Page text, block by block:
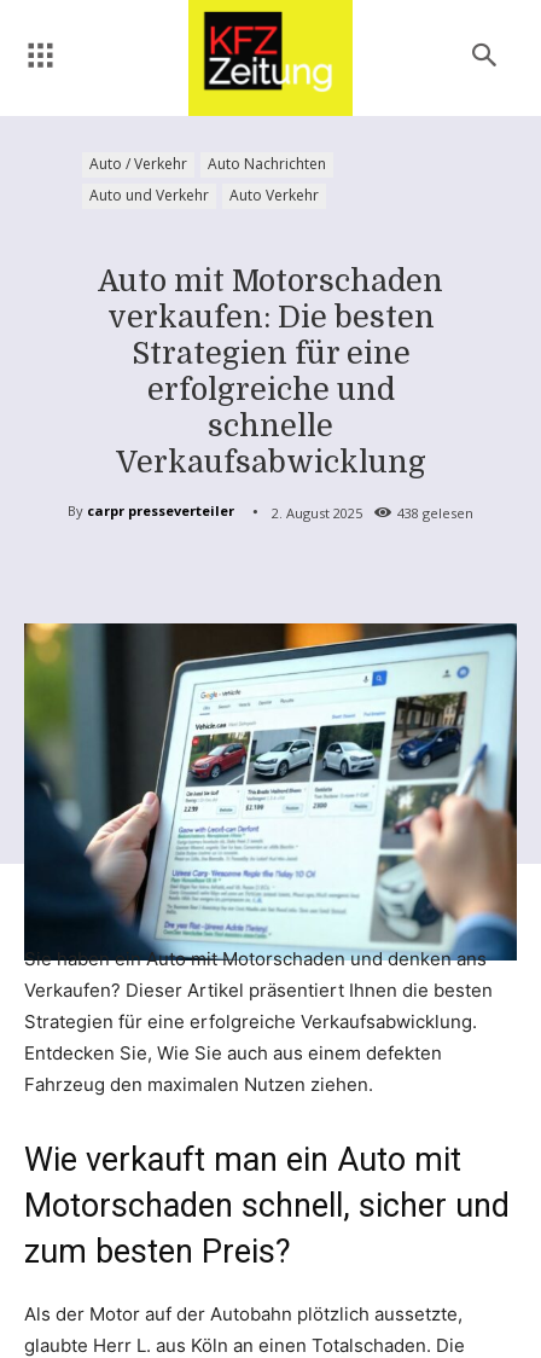
Auto / Verkehr
Auto Nachrichten
Auto und Verkehr
Auto Verkehr
Auto mit Motorschaden
verkaufen: Die besten
Strategien für eine
erfolgreiche und
schnelle
Verkaufsabwicklung
By carpr presseverteiler 2. August 2025 438 gelesen
Sie haben ein Auto mit Motorschaden und denken ans
Verkaufen? Dieser Artikel präsentiert Ihnen die besten
Strategien für eine erfolgreiche Verkaufsabwicklung.
Entdecken Sie, Wie Sie auch aus einem defekten
Fahrzeug den maximalen Nutzen ziehen.
Wie verkauft man ein Auto mit
Motorschaden schnell, sicher und
zum besten Preis?
Als der Motor auf der Autobahn plötzlich aussetzte,
glaubte Herr L. aus Köln an einen Totalschaden. Die